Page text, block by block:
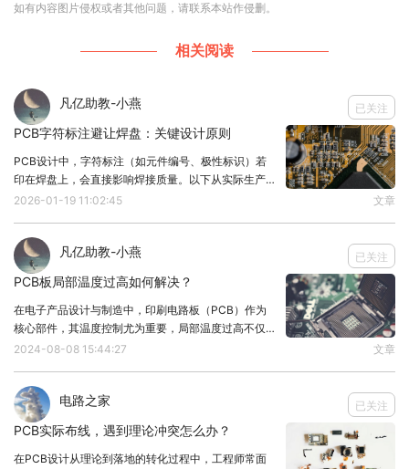
止频率指的是幅度衰减到了0.707倍，因此如果我们
设定截止频率为20Khz，那么有用的音频信号的高频
部分是有一定衰减的，这也可以理解为失真。所以截
止频率要比20Khz要高一些，截止频率越高的话，越
不容易出现音频的高频部分被衰减。但是如果截止频
率设置得越高，那么无用的调制三角波频率分量可能
就衰减得不够。两者兼顾的话，个人觉得设置在
30Khz左右比较好。
当然，一般器件的值都是离散的，因此，截止频率正
好在30Khz时算出的电感值和电容值不一定有实物，
我们选择接近的就好。
LC滤波器的Q值
一般我们说滤波器有一个Q值，我们如果查阅资料的
如有内容图片侵权或者其他问题，请联系本站作侵删。
相关阅读
凡亿助教-小燕 已关注
PCB字符标注避让焊盘：关键设计原则
PCB设计中，字符标注（如元件编号、极性标识）若
印在焊盘上，会直接影响焊接质量。以下从实际生产角
度总结必须避让的原因。1. 字符会“抢”焊锡焊盘表面印
不足。表面贴装元件（SMD）焊盘若印字符，
2026-01-19 11:02:45 文章
凡亿助教-小燕 已关注
PCB板局部温度过高如何解决？
在电子产品设计与制造中，印刷电路板（PCB）作为
核心部件，其温度控制尤为重要，局部温度过高不仅会
影响电子元件的性能和寿命，还可能会引发故障甚至设
优化元件布局将发热量大的元件如功率晶体管、大规
2024-08-08 15:44:27 文章
电路之家 已关注
PCB实际布线，遇到理论冲突怎么办？
在PCB设计从理论到落地的转化过程中，工程师常面